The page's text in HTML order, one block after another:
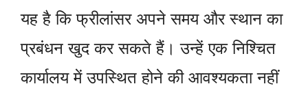
यह है कि फ्रीलांसर अपने समय और स्थान का
प्रबंधन खुद कर सकते हैं। उन्हें एक निश्चित
कार्यालय में उपस्थित होने की आवश्यकता नहीं